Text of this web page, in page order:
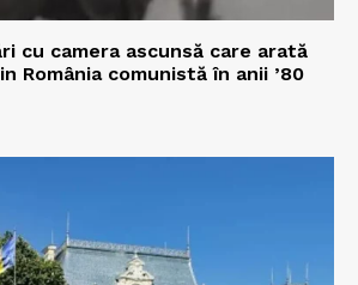
cu camera ascunsă care arată
România comunistă în anii ’80